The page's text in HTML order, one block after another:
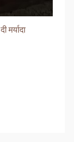
मर्यादा